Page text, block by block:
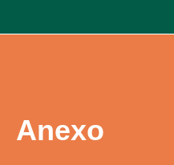
Anexo